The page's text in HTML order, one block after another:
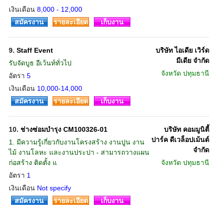
เงินเดือน 8,000 - 12,000
สมัครงาน
รายละเอียด เก็บงาน
9. Staff Event
รับจัดบูธ อีเว้นท์ทั่วไป
อัตรา 5
เงินเดือน 10,000-14,000
บริษัท ไอเดีย เวิร์ด
มีเดีย จำกัด
จังหวัด ปทุมธานี
สมัครงาน รายละเอียด เก็บงาน
10. ช่างซ่อมบำรุง CM100326-01
1. มีความรู้เกี่ยวกับงานโครงสร้าง งานปูน งาน
ไม้ งานโลหะ และงานประปา - สามารถวางแผน
ก่อสร้าง ติดตั้ง แ
อัตรา 1
เงินเดือน Not specify
บริษัท คอมมูนิตี้
ปาร์ค ดีเวล็อปเม้นต์
จำกัด
จังหวัด ปทุมธานี
สมัครงาน รายละเอียด เก็บงาน